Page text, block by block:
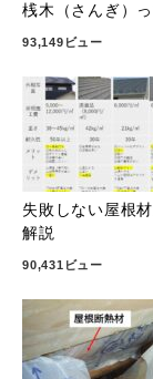
桟木（さんぎ）
93,149ビュー
失敗しない屋根
解説
90,431ビュー